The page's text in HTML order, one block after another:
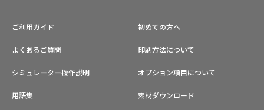
ご利用ガイド 初めての方へ
よくあるご質問 印刷方法について
シミュレーター操作説明 オプション項目について
用語集 素材ダウンロード